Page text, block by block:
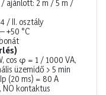
/ ajánlott: 2 m / 5 m /
/ II. osztály
+50 °C
cos φ = 1 / 1000 VA,
üzemidő > 5 min
(20 ms) = 80 A
NO kontaktus